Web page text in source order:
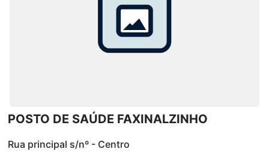
POSTO DE SAÚDE FAXINALZINHO
Rua principal s/nº - Centro